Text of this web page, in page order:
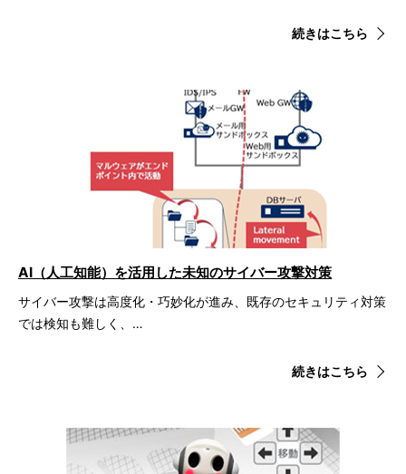
続きはこちら
サイバー攻撃は高度化・巧妙化が進み、既存のセキュリティ対策
では検知も難しく、…
続きはこちら
AI（人工知能）を活用した未知のサイバー攻撃対策